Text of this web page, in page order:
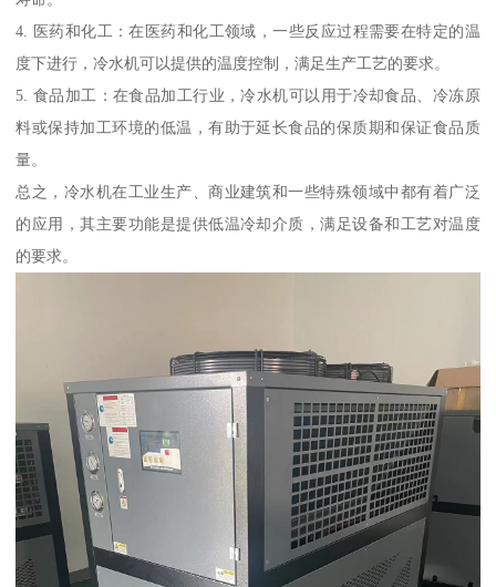
4. 医药和化工：在医药和化工领域，一些反应过程需要在特定的温
度下进行，冷水机可以提供的温度控制，满足生产工艺的要求。
5. 食品加工：在食品加工行业，冷水机可以用于冷却食品、冷冻原
料或保持加工环境的低温，有助于延长食品的保质期和保证食品质
量。
总之，冷水机在工业生产、商业建筑和一些特殊领域中都有着广泛
的应用，其主要功能是提供低温冷却介质，满足设备和工艺对温度
的要求。